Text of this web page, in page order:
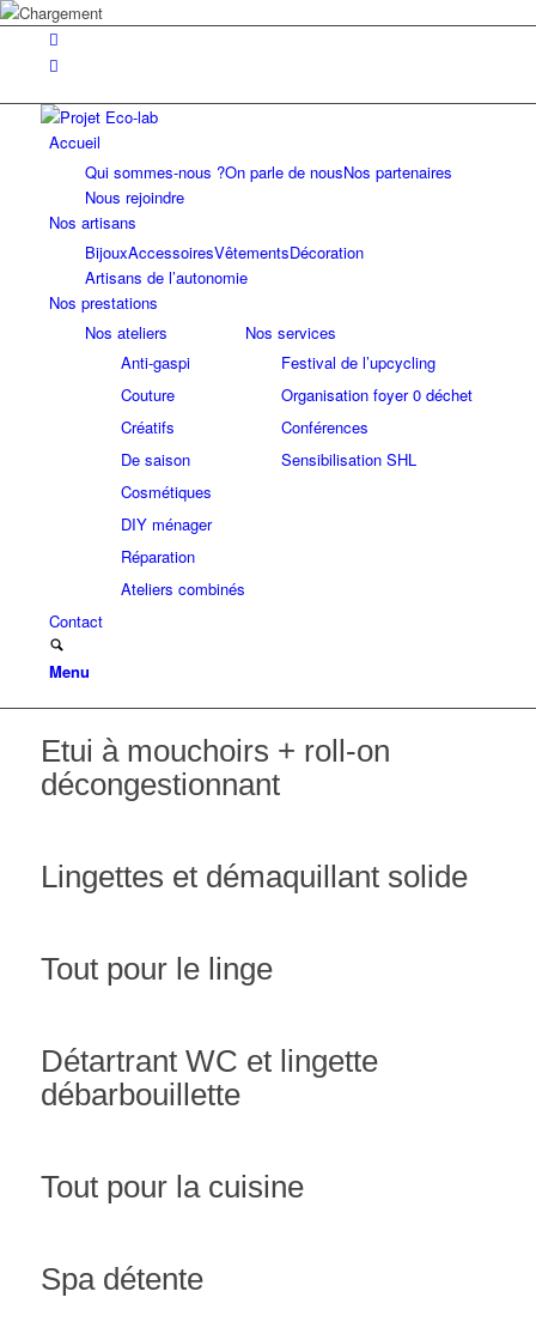
Accueil
Qui sommes-nous ?On parle de nousNos partenaires
Nous rejoindre
Nos artisans
BijouxAccessoiresVêtementsDécoration
Artisans de l’autonomie
Nos prestations
Nos ateliers
Anti-gaspi
Couture
Créatifs
De saison
Cosmétiques
DIY ménager
Réparation
Ateliers combinés
Nos services
Festival de l’upcycling
Organisation foyer 0 déchet
Conférences
Sensibilisation SHL
Contact
Menu
Etui à mouchoirs + roll-on
décongestionnant
Lingettes et démaquillant solide
Tout pour le linge
Détartrant WC et lingette
débarbouillette
Tout pour la cuisine
Spa détente